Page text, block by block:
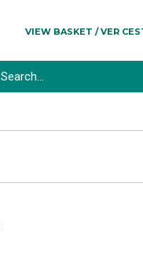
VIEW BASKET / VER